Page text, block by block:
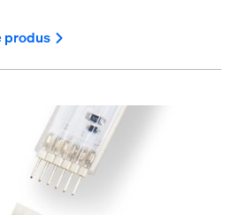
produs